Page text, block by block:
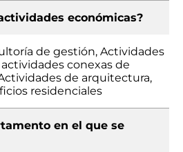
económicas?
de gestión, Actividades
conexas de
de arquitectura,
residenciales
en el que se